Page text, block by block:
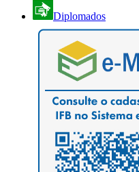
Diplomados